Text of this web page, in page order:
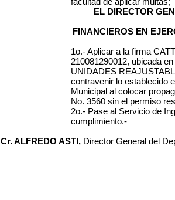
EL DIRECTOR
FINANCIEROS EN
1o.- Aplicar a la firma
210081290012, ubicada en
UNIDADES
contravenir lo establecido
Municipal al colocar
No. 3560 sin el permiso
2o.- Pase al Servicio de
cumplimiento.-
Cr. ALFREDO ASTI, Director General del